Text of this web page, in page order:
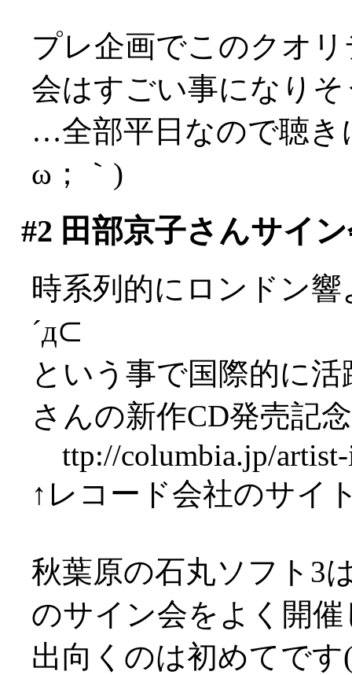
プレ企画でこのクオ
会はすごい事になり
…全部平日なので聴き
ω；｀)
#2 田部京子さんサイ
時系列的にロンドン
´д⊂
という事で国際的に
さんの新作CD発売記
ttp://columbia.jp/artist-
↑レコード会社のサイ
秋葉原の石丸ソフト3
のサイン会をよく開
出向くのは初めてで